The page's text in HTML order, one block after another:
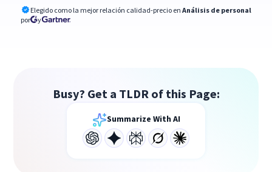
Elegido como la mejor relación calidad-precio en Análisis de personal
por
y
Busy? Get a TLDR of this Page:
Summarize With AI